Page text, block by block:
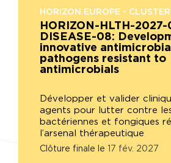
HORIZON EUROPE -
HORIZON-HLTH-2027-
DISEASE-08:
innovative
pathogens resistant to
antimicrobials
Développer et valider
agents pour lutter contre
bactériennes et fongiques
l’arsenal thérapeutique
Clôture finale le 17 fév. 2027